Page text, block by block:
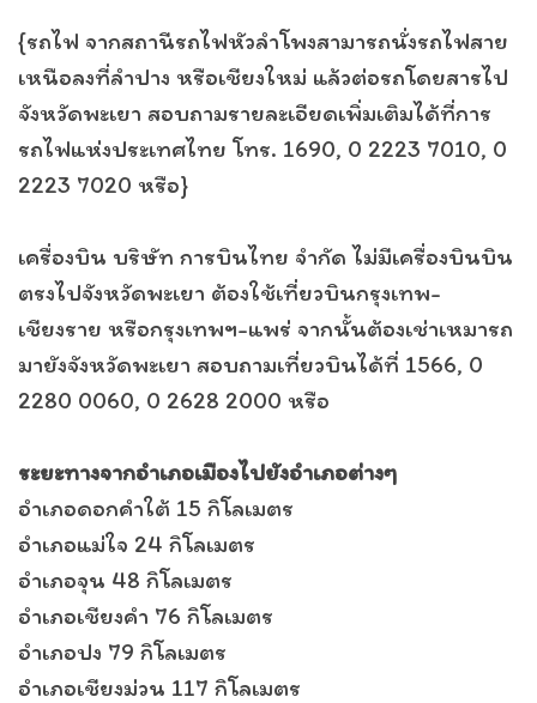
{รถไฟ จากสถานีรถไฟหัวลำโพงสามารถนั่งรถไฟสาย
เหนือลงที่ลำปาง หรือเชียงใหม่ แล้วต่อรถโดยสารไป
จังหวัดพะเยา สอบถามรายละเอียดเพิ่มเติมได้ที่การ
รถไฟแห่งประเทศไทย โทร. 1690, 0 2223 7010, 0
2223 7020 หรือ}
เครื่องบิน บริษัท การบินไทย จำกัด ไม่มีเครื่องบินบิน
ตรงไปจังหวัดพะเยา ต้องใช้เที่ยวบินกรุงเทพ-
เชียงราย หรือกรุงเทพฯ-แพร่ จากนั้นต้องเช่าเหมารถ
มายังจังหวัดพะเยา สอบถามเที่ยวบินได้ที่ 1566, 0
2280 0060, 0 2628 2000 หรือ
ระยะทางจากอำเภอเมืองไปยังอำเภอต่างๆ
อำเภอดอกคำใต้ 15 กิโลเมตร
อำเภอแม่ใจ 24 กิโลเมตร
อำเภอจุน 48 กิโลเมตร
อำเภอเชียงคำ 76 กิโลเมตร
อำเภอปง 79 กิโลเมตร
อำเภอเชียงม่วน 117 กิโลเมตร